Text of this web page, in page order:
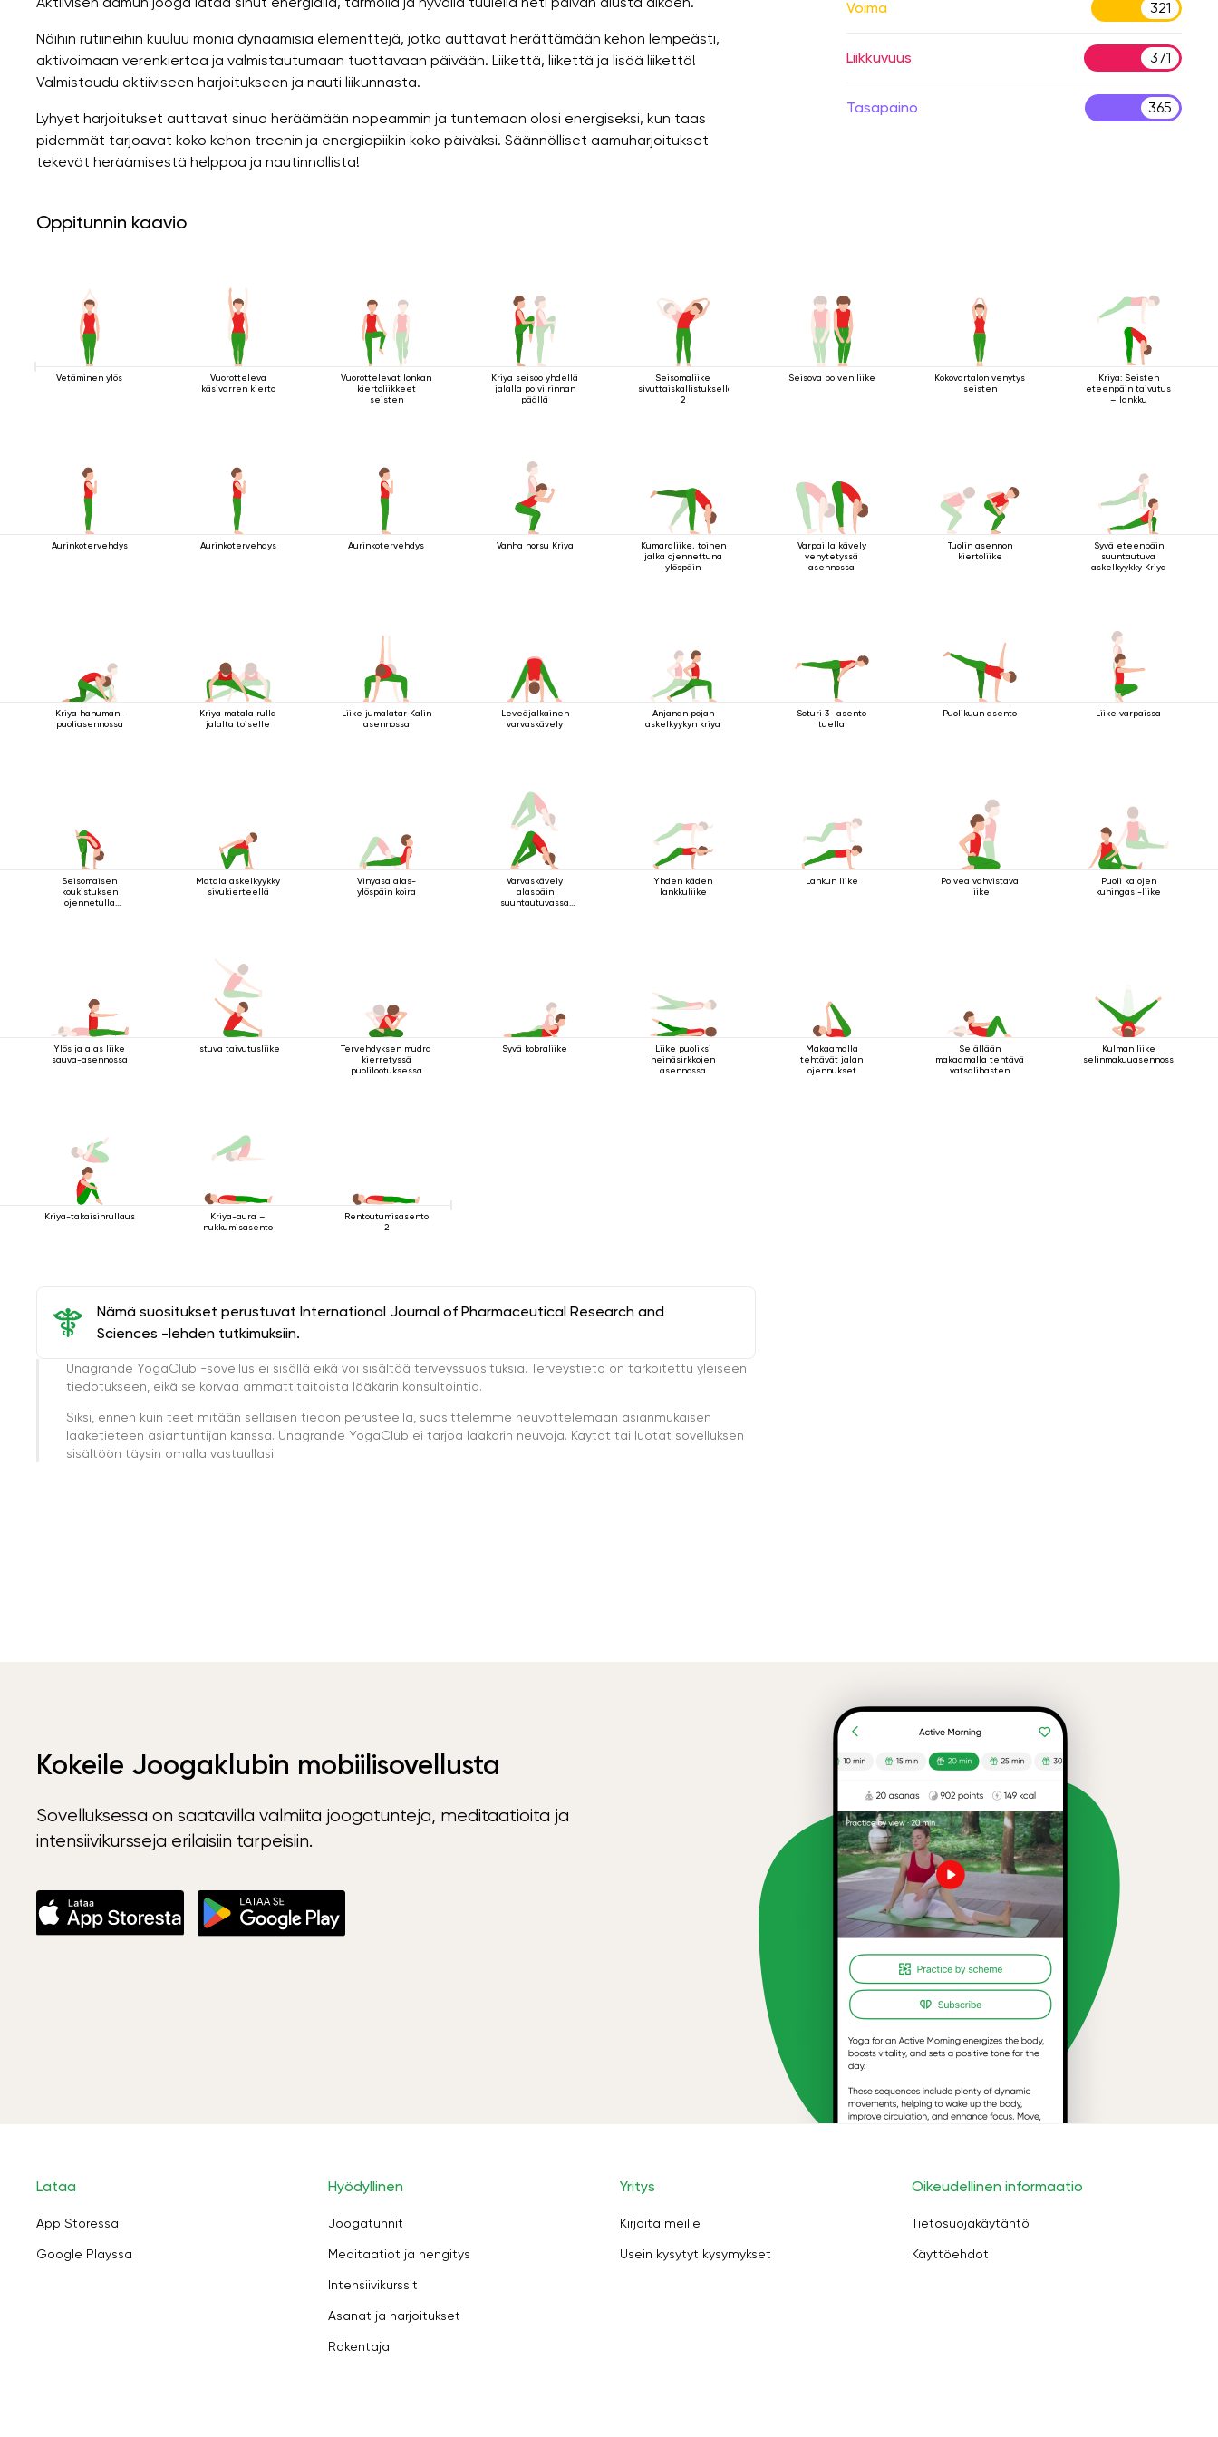
Näihin rutiineihin kuuluu monia dynaamisia elementtejä, jotka auttavat herättämään kehon lempeästi,
aktivoimaan verenkiertoa ja valmistautumaan tuottavaan päivään. Liikettä, liikettä ja lisää liikettä!
Valmistaudu aktiiviseen harjoitukseen ja nauti liikunnasta.
Lyhyet harjoitukset auttavat sinua heräämään nopeammin ja tuntemaan olosi energiseksi, kun taas
pidemmät tarjoavat koko kehon treenin ja energiapiikin koko päiväksi. Säännölliset aamuharjoitukset
tekevät heräämisestä helppoa ja nautinnollista!
Voima 321
Liikkuvuus 371
Tasapaino 365
Oppitunnin kaavio
Vetäminen ylös
Vuorotteleva
käsivarren kierto
Vuorottelevat lonkan
kiertoliikkeet
seisten
Kriya seisoo yhdellä
jalalla polvi rinnan
päällä
Seisomaliike
sivuttaiskallistuksella
2
Seisova polven liike
Kokovartalon venytys
seisten
Kriya: Seisten
eteenpäin taivutus
– lankku
Aurinkotervehdys Aurinkotervehdys Aurinkotervehdys Vanha norsu Kriya
Kumaraliike, toinen
jalka ojennettuna
ylöspäin
Varpailla kävely
venytetyssä
asennossa
Tuolin asennon
kiertoliike
Syvä eteenpäin
suuntautuva
askelkyykky Kriya
Kriya hanuman-
puoliasennossa
Kriya matala rulla
jalalta toiselle
Liike jumalatar Kalin
asennossa
Leveäjalkainen
varvaskävely
Anjanan pojan
askelkyykyn kriya
Soturi 3 -asento
tuella
Puolikuun asento Liike varpaissa
Seisomaisen
koukistuksen
ojennetulla
Matala askelkyykky
sivukierteellä
Vinyasa alas-
ylöspäin koira
Varvaskävely
alaspäin
suuntautuvassa
Yhden käden
lankkuliike
Lankun liike
Polvea vahvistava
liike
Puoli kalojen
kuningas -liike
Ylös ja alas liike
sauva-asennossa
Istuva taivutusliike
Tervehdyksen mudra
kierretyssä
puolilootuksessa
Syvä kobraliike
Liike puoliksi
heinäsirkkojen
asennossa
Makaamalla
tehtävät jalan
ojennukset
Selällään
makaamalla tehtävä
vatsalihasten
Kulman liike
selinmakuuasennossa
Kriya-takaisinrullaus
Kriya-aura –
nukkumisasento
Rentoutumisasento
2
Nämä suositukset perustuvat International Journal of Pharmaceutical Research and
Sciences -lehden tutkimuksiin.
Unagrande YogaClub -sovellus ei sisällä eikä voi sisältää terveyssuosituksia. Terveystieto on tarkoitettu yleiseen
tiedotukseen, eikä se korvaa ammattitaitoista lääkärin konsultointia.
Siksi, ennen kuin teet mitään sellaisen tiedon perusteella, suosittelemme neuvottelemaan asianmukaisen
lääketieteen asiantuntijan kanssa. Unagrande YogaClub ei tarjoa lääkärin neuvoja. Käytät tai luotat sovelluksen
sisältöön täysin omalla vastuullasi.
Kokeile Joogaklubin mobiilisovellusta
Sovelluksessa on saatavilla valmiita joogatunteja, meditaatioita ja
intensiivikursseja erilaisiin tarpeisiin.
Lataa
App Storessa
Google Playssa
Hyödyllinen
Joogatunnit
Meditaatiot ja hengitys
Intensiivikurssit
Asanat ja harjoitukset
Rakentaja
Yritys
Kirjoita meille
Usein kysytyt kysymykset
Oikeudellinen informaatio
Tietosuojakäytäntö
Käyttöehdot